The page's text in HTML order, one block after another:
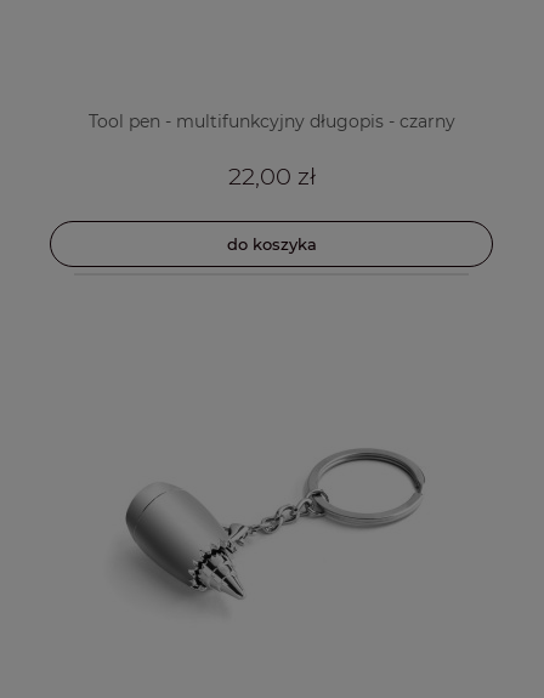
Tool pen - multifunkcyjny długopis - czarny
22,00 zł
do koszyka